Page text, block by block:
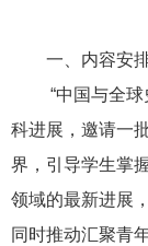
一、内容安
“中国与全球
科进展，邀请一
界，引导学生掌
领域的最新进展
同时推动汇聚青